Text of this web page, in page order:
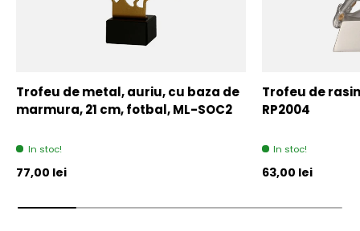
Trofeu de metal, auriu, cu baza de
marmura, 21 cm, fotbal, ML-SOC2
In stoc!
Pret initial
77,00 lei
Trofeu de
RP2004
In stoc!
Pret initial
63,00 lei